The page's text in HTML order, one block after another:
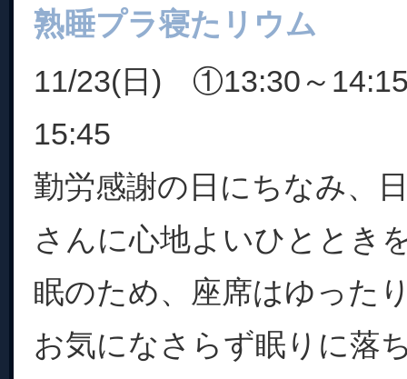
熟睡プラ寝たリウム
11/23(日) ①13:30～
15:45
勤労感謝の日にちなみ、
さんに心地よいひととき
眠のため、座席はゆった
お気になさらず眠りに落